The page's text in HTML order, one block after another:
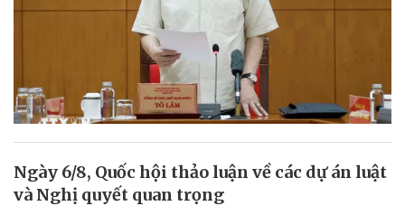
Ngày 6/8, Quốc hội thảo luận về các dự án luật
và Nghị quyết quan trọng